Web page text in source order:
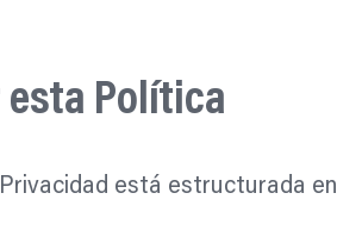
esta Política
está estructurada en